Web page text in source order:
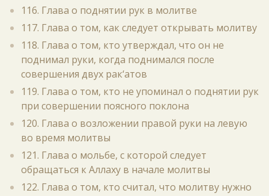
116. Глава о поднятии рук в молитве
117. Глава о том, как следует открывать молитву
118. Глава о том, кто утверждал, что он не
поднимал руки, когда поднимался после
совершения двух рак‘атов
119. Глава о том, кто не упоминал о поднятии рук
при совершении поясного поклона
120. Глава о возложении правой руки на левую
во время молитвы
121. Глава о мольбе, с которой следует
обращаться к Аллаху в начале молитвы
122. Глава о том, кто считал, что молитву нужно